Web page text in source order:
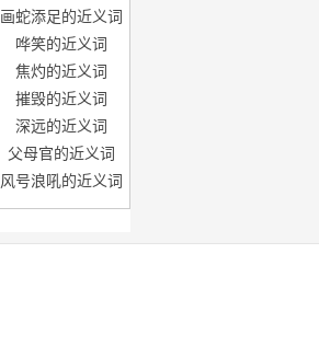
画蛇添足的近义词
哗笑的近义词
焦灼的近义词
摧毁的近义词
深远的近义词
父母官的近义词
风号浪吼的近义词